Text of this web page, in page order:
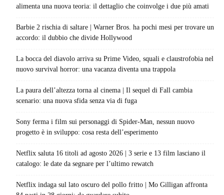
alimenta una nuova teoria: il dettaglio che coinvolge i due più amati
Barbie 2 rischia di saltare | Warner Bros. ha pochi mesi per trovare un
accordo: il dubbio che divide Hollywood
La bocca del diavolo arriva su Prime Video, squali e claustrofobia nel
nuovo survival horror: una vacanza diventa una trappola
La paura dell’altezza torna al cinema | Il sequel di Fall cambia
scenario: una nuova sfida senza via di fuga
Sony ferma i film sui personaggi di Spider-Man, nessun nuovo
progetto è in sviluppo: cosa resta dell’esperimento
Netflix saluta 16 titoli ad agosto 2026 | 3 serie e 13 film lasciano il
catalogo: le date da segnare per l’ultimo rewatch
Netflix indaga sul lato oscuro del pollo fritto | Mo Gilligan affronta